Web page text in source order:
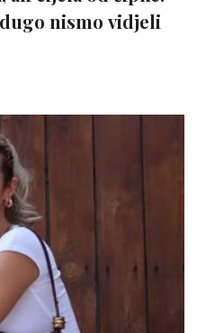
nismo vidjeli